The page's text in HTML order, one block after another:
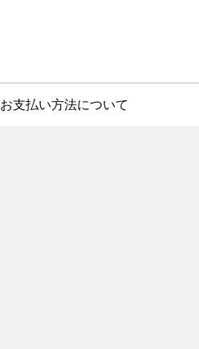
お支払い方法について